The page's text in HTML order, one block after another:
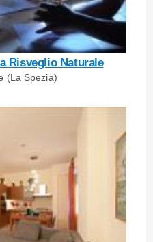
Risveglio Naturale
(La Spezia)